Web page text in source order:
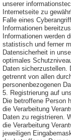
unserer
Internetseite zu
Falle eines
Informationen
Informationen werden
statistisch und ferner
Datensicherheit in
optimales
Daten sicherzustellen.
getrennt von allen
personenbezogenen
5. Registrierung auf
Die betroffene Person
die Verarbeitung
Daten zu registrieren.
die Verarbeitung
jeweiligen